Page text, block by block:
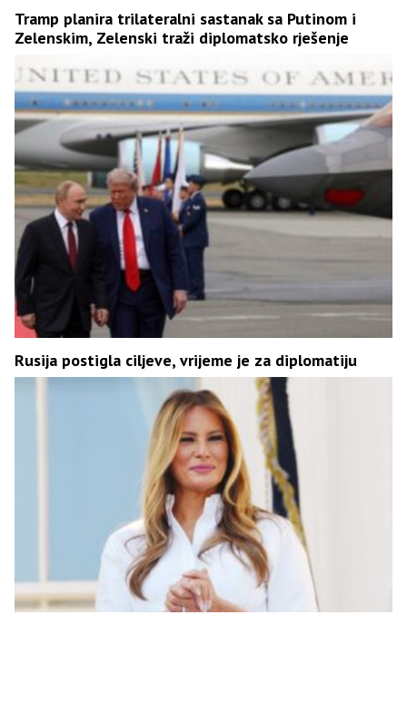
Tramp planira trilateralni sastanak sa Putinom i
Zelenskim, Zelenski traži diplomatsko rješenje
Rusija postigla ciljeve, vrijeme je za diplomatiju